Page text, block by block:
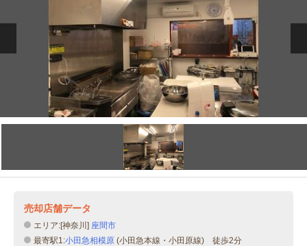
売却店舗データ
エリア:[神奈川] 座間市
最寄駅1:小田急相模原 (小田急本線・小田原線) 徒歩2分